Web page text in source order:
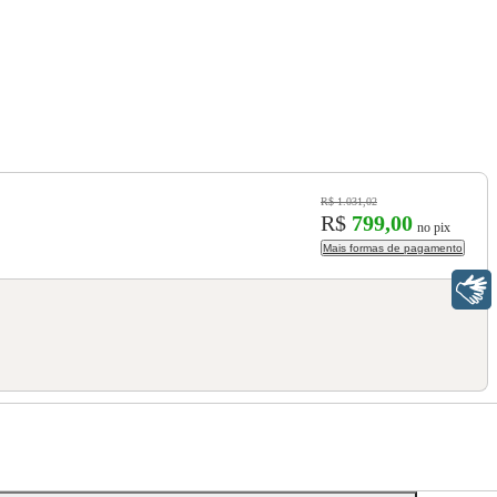
R$ 1.031,02
R$ 799,00 no pix
Mais formas de pagamento